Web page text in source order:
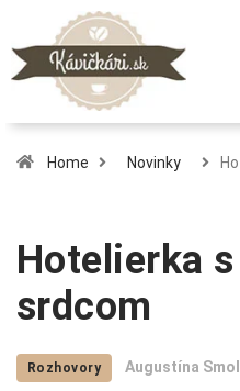
Home Novinky
Hotelierka
srdcom
Rozhovory Augustína